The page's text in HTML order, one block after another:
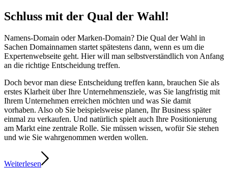
Schluss mit der Qual der Wahl!
Namens-Domain oder Marken-Domain? Die Qual der Wahl in
Sachen Domainnamen startet spätestens dann, wenn es um die
Expertenwebseite geht. Hier will man selbstverständlich von Anfang
an die richtige Entscheidung treffen.
Doch bevor man diese Entscheidung treffen kann, brauchen Sie als
erstes Klarheit über Ihre Unternehmensziele, was Sie langfristig mit
Ihrem Unternehmen erreichen möchten und was Sie damit
vorhaben. Also ob Sie beispielsweise planen, Ihr Business später
einmal zu verkaufen. Und natürlich spielt auch Ihre Positionierung
am Markt eine zentrale Rolle. Sie müssen wissen, wofür Sie stehen
und wie Sie wahrgenommen werden wollen.
Weiterlesen